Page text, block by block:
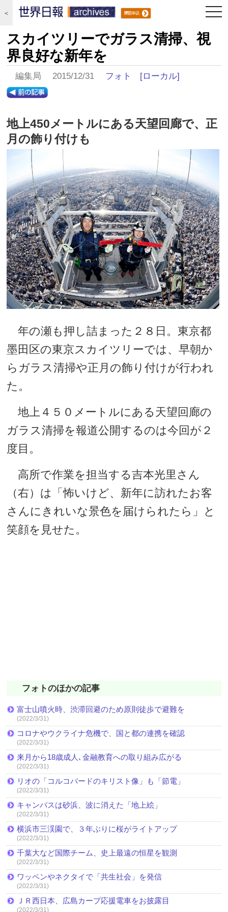
＜
スカイツリーでガラス清掃、視
界良好な新年を
編集局 2015/12/31 フォト [ローカル]
地上450メートルにある天望回廊で、正
月の飾り付けも
年の瀬も押し詰まった２８日。東京都
墨田区の東京スカイツリーでは、早朝か
らガラス清掃や正月の飾り付けが行われ
た。
地上４５０メートルにある天望回廊の
ガラス清掃を報道公開するのは今回が２
度目。
高所で作業を担当する吉本光里さん
（右）は「怖いけど、新年に訪れたお客
さんにきれいな景色を届けられたら」と
笑顔を見せた。
フォトのほかの記事
富士山噴火時、渋滞回避のため原則徒歩で避難を
(2022/3/31)
コロナやウクライナ危機で、国と都の連携を確認
(2022/3/31)
来月から18歳成人､金融教育への取り組み広がる
(2022/3/31)
リオの「コルコバードのキリスト像」も「節電」
(2022/3/31)
キャンバスは砂浜、波に消えた「地上絵」
(2022/3/31)
横浜市三渓園で、３年ぶりに桜がライトアップ
(2022/3/31)
千葉大など国際チーム、史上最遠の恒星を観測
(2022/3/31)
ワッペンやネクタイで「共生社会」を発信
(2022/3/31)
ＪＲ西日本、広島カープ応援電車をお披露目
(2022/3/31)